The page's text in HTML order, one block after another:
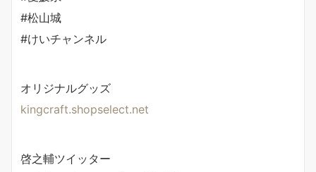
#松山城
#けいチャンネル
オリジナルグッズ
kingcraft.shopselect.net
啓之輔ツイッター